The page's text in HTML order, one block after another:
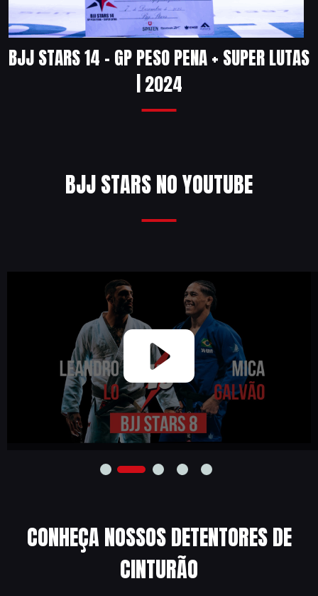
BJJ STARS 14 – GP PESO PENA + SUPER LUTAS
| 2024
BJJ STARS NO YOUTUBE
CONHEÇA NOSSOS DETENTORES DE
CINTURÃO